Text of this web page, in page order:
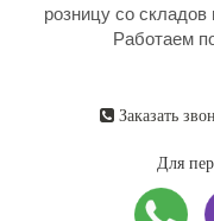
розницу со
Работаем
Заказать
Для